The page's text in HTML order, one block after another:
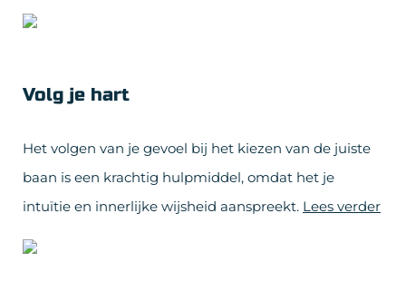
Volg je hart
Het volgen van je gevoel bij het kiezen van de juiste
baan is een krachtig hulpmiddel, omdat het je
intuïtie en innerlijke wijsheid aanspreekt. Lees verder